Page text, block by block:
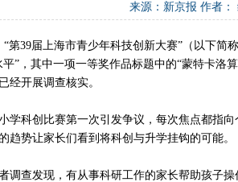
来源：新京报 作者：
39届上海市青少年科技创新大赛”（以下简
平”，其中一项一等奖作品标题中的“蒙特卡洛
经开展调查核实。
科创比赛第一次引发争议，每次焦点都指向
趋势让家长们看到将科创与升学挂钩的可能。
查发现，有从事科研工作的家长帮助孩子操